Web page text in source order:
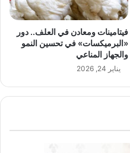
فيتامينات ومعادن في العلف.. دور
«البرميكسات» في تحسين النمو
والجهاز المناعي
يناير 24, 2026